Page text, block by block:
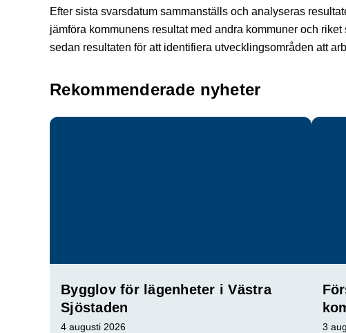
Efter sista svarsdatum sammanställs och analyseras
jämföra kommunens resultat med andra kommuner och
sedan resultaten för att identifiera utvecklingsområden att
Rekommenderade nyheter
Bygglov för lägenheter i Västra
Sjöstaden
4 augusti 2026 3